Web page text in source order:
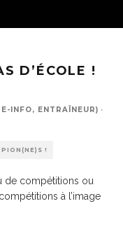
D’ÉCOLE !
INFO, ENTRAÎNEUR) ·
!
de compétitions ou
à l’image